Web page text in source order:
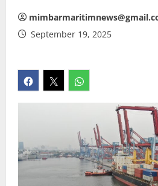
September 19, 2025